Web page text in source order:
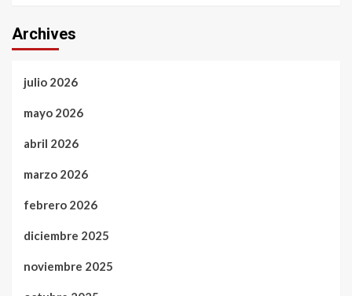
Archives
julio 2026
mayo 2026
abril 2026
marzo 2026
febrero 2026
diciembre 2025
noviembre 2025